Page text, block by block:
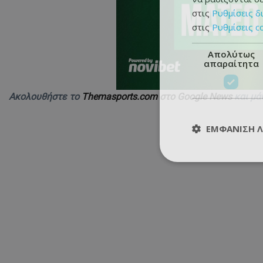
Ακολουθήστε το Themasports.com στο Google Newsκαι
στις Ρυθμίσεις
στιςΡυθμίσεις
Απολύτως
απαραίτητα
ΕΜΦΆΝΙΣΗ